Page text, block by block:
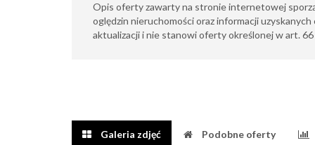
Opis oferty zawarty na stronie internetowej
oględzin nieruchomości oraz informacji uzyskanych
aktualizacji i nie stanowi oferty określonej w art.
Galeria zdjęć Podobne oferty